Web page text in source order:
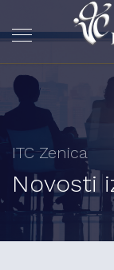
ITC Zenica
Novosti